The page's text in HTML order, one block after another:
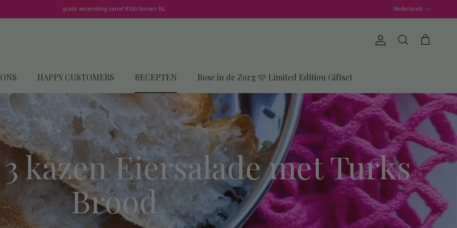
gratis verzending vanaf €100 binnen NL Nederlands
Account
Zoeken Winkelwagen
HAPPY CUSTOMERS RECEPTEN Rose in de Zorg 🩷 Limited Edition Giftset
kazen Eiersalade met Turks
Brood